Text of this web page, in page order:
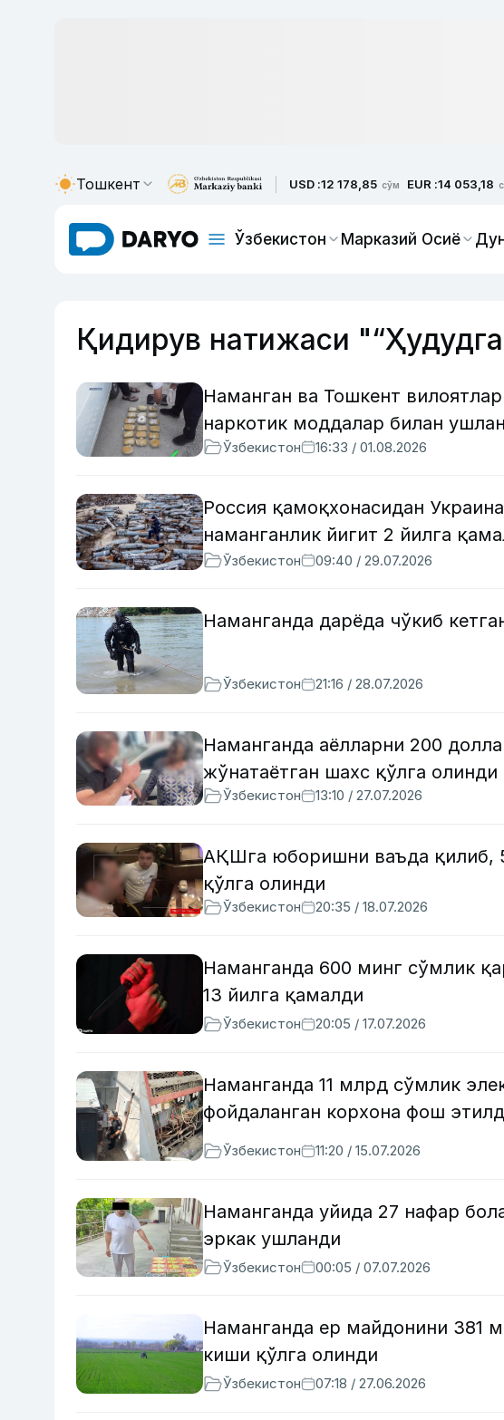
Тошкент USD :12 178,85 сўм EUR :14 053,18
Ўзбекистон Марказий Осиё
Қидирув натижаси
Наманган ва Тошкент
наркотик моддалар билан
Ўзбекистон 16:33 / 01.08.2026
Россия қамоқхонасидан
наманганлик йигит 2 йилга
Ўзбекистон 09:40 / 29.07.2026
Наманганда дарёда чўкиб
Ўзбекистон 21:16 / 28.07.2026
Наманганда аёлларни 200
жўнатаётган шахс қўлга олинди
Ўзбекистон 13:10 / 27.07.2026
АҚШга юборишни ваъда қилиб,
қўлга олинди
Ўзбекистон 20:35 / 18.07.2026
Наманганда 600 минг сўмлик
13 йилга қамалди
Ўзбекистон 20:05 / 17.07.2026
Наманганда 11 млрд сўмлик
фойдаланган корхона фош
Ўзбекистон 11:20 / 15.07.2026
Наманганда уйида 27 нафар
эркак ушланди
Ўзбекистон 00:05 / 07.07.2026
Наманганда ер майдонини 381
киши қўлга олинди
Ўзбекистон 07:18 / 27.06.2026